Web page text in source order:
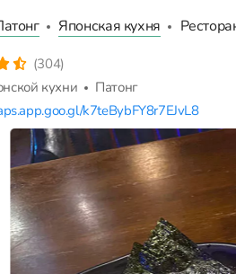
Японская кухня
(304)
кухни
Патонг
k7teBybFY8r7EJvL8